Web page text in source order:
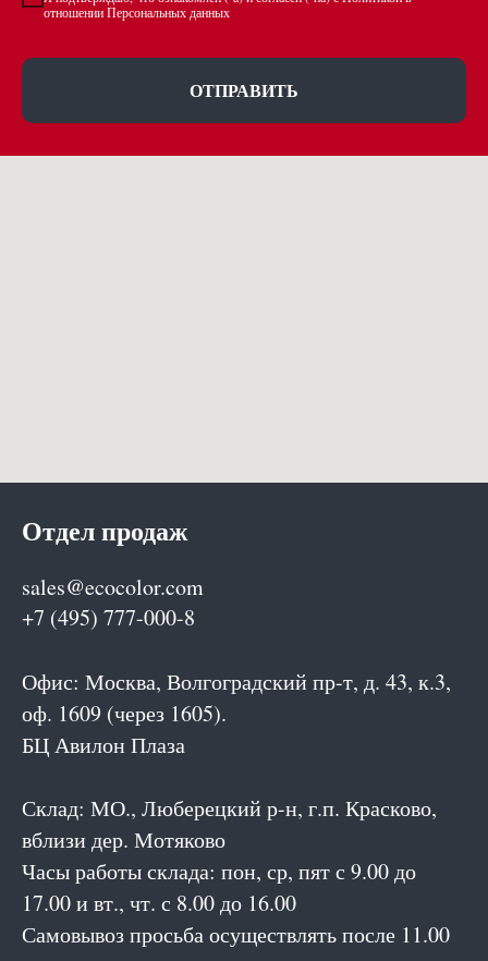
отношении Персональных данных
ОТПРАВИТЬ
Отдел продаж
sales@ecocolor.com
+7 (495) 777-000-8
Офис: Москва, Волгоградский пр-т, д. 43, к.3,
оф. 1609 (через 1605).
БЦ Авилон Плаза
Склад: МО., Люберецкий р-н, г.п. Красково,
вблизи дер. Мотяково
Часы работы склада: пон, ср, пят с 9.00 до
17.00 и вт., чт. с 8.00 до 16.00
Самовывоз просьба осуществлять после 11.00